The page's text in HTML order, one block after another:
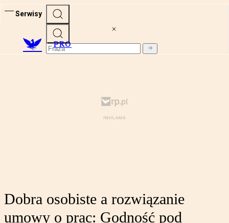
Serwisy
PRO
Dobra osobiste a rozwiązanie
umowy o prac: Godność pod